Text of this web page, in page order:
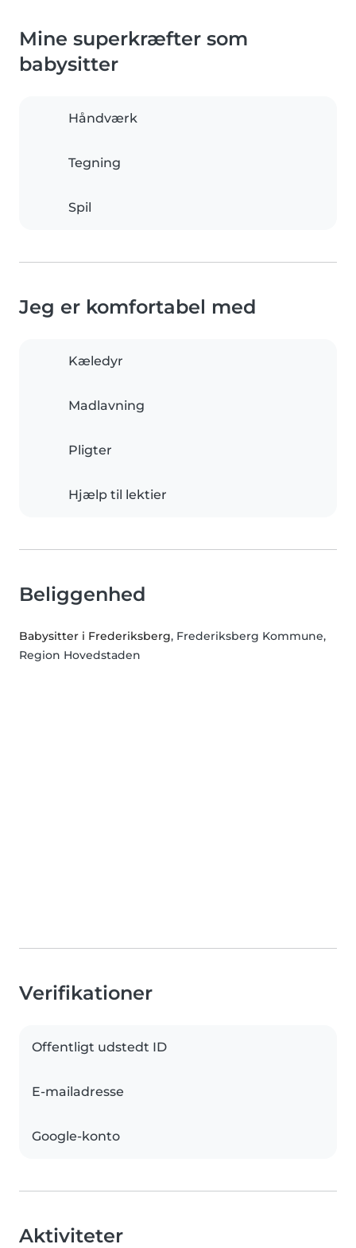
Mine superkræfter som
babysitter
Håndværk
Tegning
Spil
Jeg er komfortabel med
Kæledyr
Madlavning
Pligter
Hjælp til lektier
Beliggenhed
Babysitter i Frederiksberg, Frederiksberg Kommune,
Region Hovedstaden
Verifikationer
Offentligt udstedt ID
E-mailadresse
Google-konto
Aktiviteter